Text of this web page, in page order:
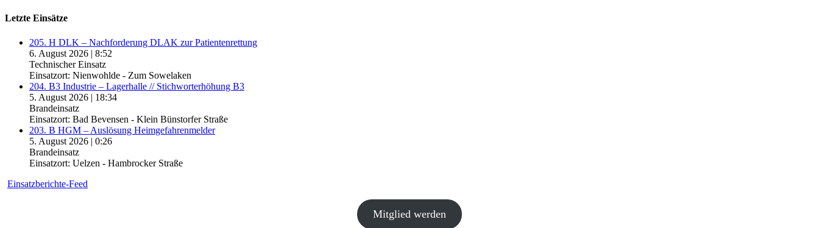
Letzte Einsätze
205. H DLK – Nachforderung DLAK zur Patientenrettung
6. August 2026 | 8:52
Technischer Einsatz
Einsatzort: Nienwohlde - Zum Sowelaken
204. B3 Industrie – Lagerhalle // Stichworterhöhung B3
5. August 2026 | 18:34
Brandeinsatz
Einsatzort: Bad Bevensen - Klein Bünstorfer Straße
203. B HGM – Auslösung Heimgefahrenmelder
5. August 2026 | 0:26
Brandeinsatz
Einsatzort: Uelzen - Hambrocker Straße
Einsatzberichte-Feed
Mitglied werden